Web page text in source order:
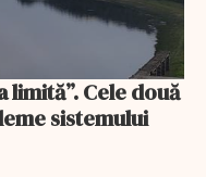
limită”. Cele două
sistemului